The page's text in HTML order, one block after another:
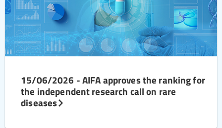
15/06/2026 - AIFA approves the ranking for
the independent research call on rare
diseases